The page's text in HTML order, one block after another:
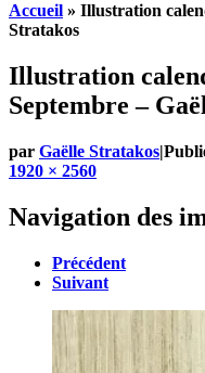
Accueil » Illustration
Stratakos
Illustration
Septembre –
par Gaëlle Stratakos|
1920 × 2560
Navigation des
Précédent
Suivant